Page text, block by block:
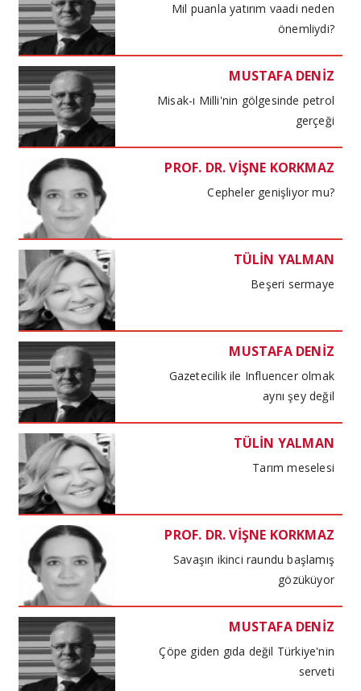
Mil puanla yatırım vaadi neden
önemliydi?
MUSTAFA DENİZ
Misak-ı Milli'nin gölgesinde petrol
gerçeği
PROF. DR. VİŞNE KORKMAZ
Cepheler genişliyor mu?
TÜLİN YALMAN
Beşeri sermaye
MUSTAFA DENİZ
Gazetecilik ile Influencer olmak
aynı şey değil
TÜLİN YALMAN
Tarım meselesi
PROF. DR. VİŞNE KORKMAZ
Savaşın ikinci raundu başlamış
gözüküyor
MUSTAFA DENİZ
Çöpe giden gıda değil Türkiye'nin
serveti